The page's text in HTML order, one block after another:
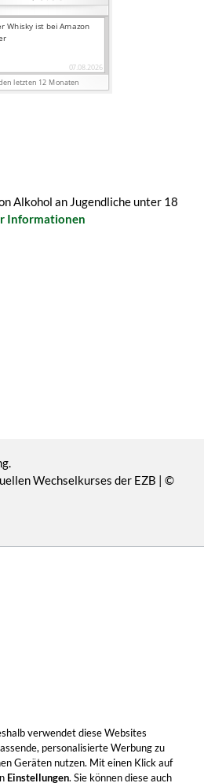
Alkohol an Jugendliche unter 18
Informationen
Wechselkurses der EZB | ©
verwendet diese Websites
personalisierte Werbung zu
Geräten nutzen. Mit einen Klick auf
Einstellungen. Sie können diese auch